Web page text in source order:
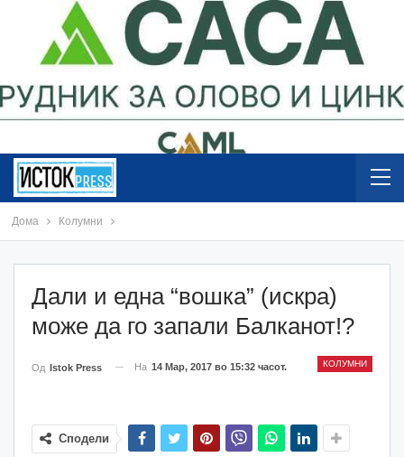
Дома Колумни
Дали и една “вошка” (искра)
може да го запали Балканот!?
КОЛУМНИ
Од Istok Press На 14 Мар, 2017 во 15:32 часот.
Сподели